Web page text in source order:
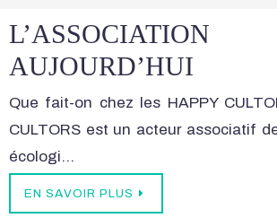
L’ASSOCIATION
AUJOURD’HUI
Que fait-on chez les HAPPY
CULTORS est un acteur associatif
écologi…
EN SAVOIR PLUS